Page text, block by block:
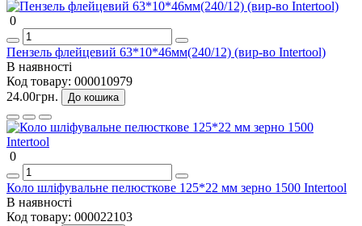
0
Пензель флейцевий 63*10*46мм(240/12) (вир-во Intertool)
В наявності
Код товару: 000010979
24.00грн.
До кошика
0
Коло шліфувальне пелюсткове 125*22 мм зерно 1500 Intertool
В наявності
Код товару: 000022103